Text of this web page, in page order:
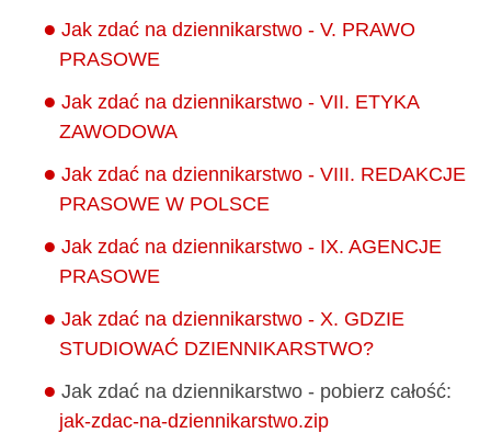
Jak zdać na dziennikarstwo - V. PRAWO
PRASOWE
Jak zdać na dziennikarstwo - VII. ETYKA
ZAWODOWA
Jak zdać na dziennikarstwo - VIII. REDAKCJE
PRASOWE W POLSCE
Jak zdać na dziennikarstwo - IX. AGENCJE
PRASOWE
Jak zdać na dziennikarstwo - X. GDZIE
STUDIOWAĆ DZIENNIKARSTWO?
Jak zdać na dziennikarstwo - pobierz całość:
jak-zdac-na-dziennikarstwo.zip